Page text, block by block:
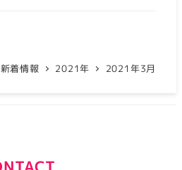
新着情報 2021年 2021年3月